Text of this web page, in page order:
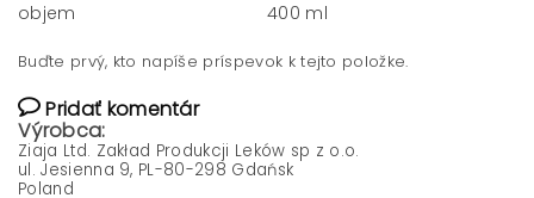
objem
400 ml
Buďte prvý, kto napíše príspevok k tejto položke.
Pridať komentár
Výrobca:
Ziaja Ltd. Zakład Produkcji Leków sp z o.o.
ul. Jesienna 9, PL-80-298 Gdańsk
Poland